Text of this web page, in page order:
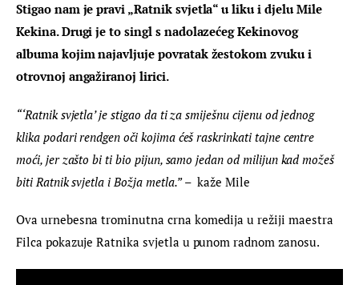
Stigao nam je pravi „Ratnik svjetla“ u liku i djelu Mile
Kekina. Drugi je to singl s nadolazećeg Kekinovog
albuma kojim najavljuje povratak žestokom zvuku i
otrovnoj angažiranoj lirici.
“‘Ratnik svjetla’ je stigao da ti za smiješnu cijenu od jednog
klika podari rendgen oči kojima ćeš raskrinkati tajne centre
moći, jer zašto bi ti bio pijun, samo jedan od milijun kad možeš
biti Ratnik svjetla i Božja metla.” –  kaže Mile
Ova urnebesna trominutna crna komedija u režiji maestra
Filca pokazuje Ratnika svjetla u punom radnom zanosu.